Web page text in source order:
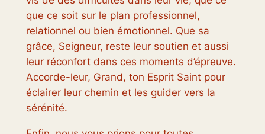
que ce soit sur le plan professionnel,
relationnel ou bien émotionnel. Que sa
grâce, Seigneur, reste leur soutien et aussi
leur réconfort dans ces moments d’épreuve.
Accorde-leur, Grand, ton Esprit Saint pour
éclairer leur chemin et les guider vers la
sérénité.